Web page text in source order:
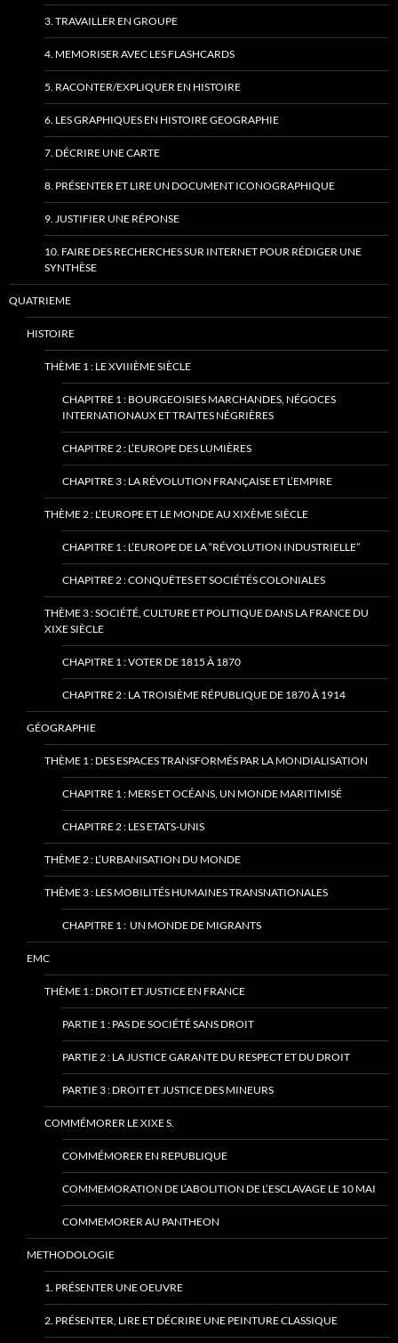
3. TRAVAILLER EN GROUPE
4. MEMORISER AVEC LES FLASHCARDS
5. RACONTER/EXPLIQUER EN HISTOIRE
6. LES GRAPHIQUES EN HISTOIRE GEOGRAPHIE
7. DÉCRIRE UNE CARTE
8. PRÉSENTER ET LIRE UN DOCUMENT ICONOGRAPHIQUE
9. JUSTIFIER UNE RÉPONSE
10. FAIRE DES RECHERCHES SUR INTERNET POUR RÉDIGER UNE
SYNTHÈSE
QUATRIEME
HISTOIRE
THÈME 1 : LE XVIIIÈME SIÈCLE
CHAPITRE 1 : BOURGEOISIES MARCHANDES, NÉGOCES
INTERNATIONAUX ET TRAITES NÉGRIÈRES
CHAPITRE 2 : L’EUROPE DES LUMIÈRES
CHAPITRE 3 : LA RÉVOLUTION FRANÇAISE ET L’EMPIRE
THÈME 2 : L’EUROPE ET LE MONDE AU XIXÈME SIÈCLE
CHAPITRE 1 : L’EUROPE DE LA “RÉVOLUTION INDUSTRIELLE”
CHAPITRE 2 : CONQUÊTES ET SOCIÉTÉS COLONIALES
THÈME 3 : SOCIÉTÉ, CULTURE ET POLITIQUE DANS LA FRANCE DU
XIXE SIÈCLE
CHAPITRE 1 : VOTER DE 1815 À 1870
CHAPITRE 2 : LA TROISIÈME RÉPUBLIQUE DE 1870 À 1914
GÉOGRAPHIE
THÈME 1 : DES ESPACES TRANSFORMÉS PAR LA MONDIALISATION
CHAPITRE 1 : MERS ET OCÉANS, UN MONDE MARITIMISÉ
CHAPITRE 2 : LES ETATS-UNIS
THÈME 2 : L’URBANISATION DU MONDE
THÈME 3 : LES MOBILITÉS HUMAINES TRANSNATIONALES
CHAPITRE 1 : UN MONDE DE MIGRANTS
EMC
THÈME 1 : DROIT ET JUSTICE EN FRANCE
PARTIE 1 : PAS DE SOCIÉTÉ SANS DROIT
PARTIE 2 : LA JUSTICE GARANTE DU RESPECT ET DU DROIT
PARTIE 3 : DROIT ET JUSTICE DES MINEURS
COMMÉMORER LE XIXE S.
COMMÉMORER EN REPUBLIQUE
COMMEMORATION DE L’ABOLITION DE L’ESCLAVAGE LE 10 MAI
COMMEMORER AU PANTHEON
METHODOLOGIE
1. PRÉSENTER UNE OEUVRE
2. PRÉSENTER, LIRE ET DÉCRIRE UNE PEINTURE CLASSIQUE